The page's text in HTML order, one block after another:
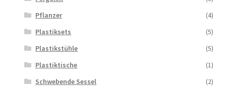
Pflanzer
(4)
Plastiksets
(5)
Plastikstühle
(5)
Plastiktische
(1)
Schwebende Sessel
(2)